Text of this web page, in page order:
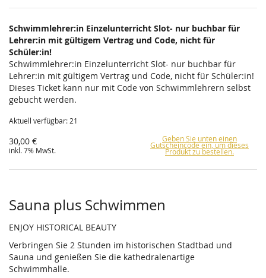
Schwimmlehrer:in Einzelunterricht Slot- nur buchbar für
Lehrer:in mit gültigem Vertrag und Code, nicht für
Schüler:in!
Schwimmlehrer:in Einzelunterricht Slot- nur buchbar für
Lehrer:in mit gültigem Vertrag und Code, nicht für Schüler:in!
Dieses Ticket kann nur mit Code von Schwimmlehrern selbst
gebucht werden.
Aktuell verfügbar: 21
30,00 €
inkl. 7% MwSt.
Geben Sie unten einen
Gutscheincode ein, um dieses
Produkt zu bestellen.
Sauna plus Schwimmen
ENJOY HISTORICAL BEAUTY
Verbringen Sie 2 Stunden im historischen Stadtbad und
Sauna und genießen Sie die kathedralenartige
Schwimmhalle.